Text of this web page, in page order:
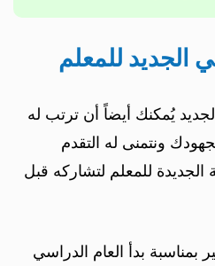
الجديد للمعلم
يُمكنك أيضاً أن ترتب له
ونتمنى له التقدم
الجديدة للمعلم لتشاركه قبل
بدأ العام الدراسي